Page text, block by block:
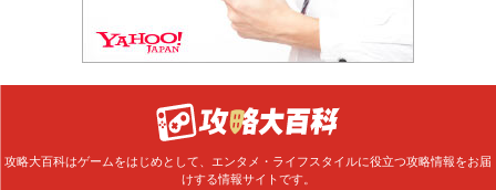
攻略大百科はゲームをはじめとして、エンタメ・ライフスタイルに役立つ攻略情報をお届
けする情報サイトです。